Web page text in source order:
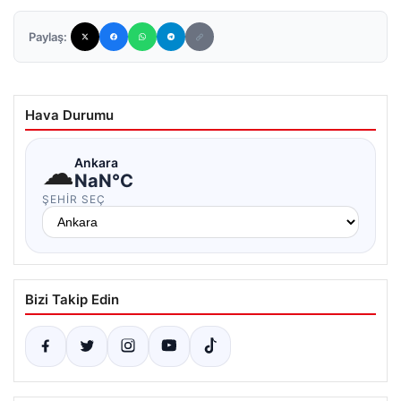
Paylaş:
Hava Durumu
☁Ankara
NaN°C
ŞEHIR SEÇ
Bizi Takip Edin